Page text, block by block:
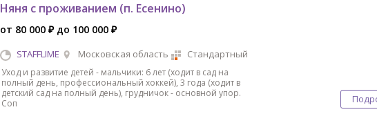
Няня с проживанием (п. Есенино)
от 80 000 ₽ до 100 000 ₽
STAFFLIME Московская область Стандартный
Уход и развитие детей - мальчики: 6 лет (ходит в сад на
полный день, профессиональный хоккей), 3 года (ходит в
детский сад на полный день), грудничок - основной упор.
Соп